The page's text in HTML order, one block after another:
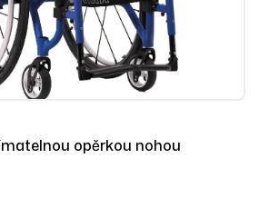
opěrkou nohou